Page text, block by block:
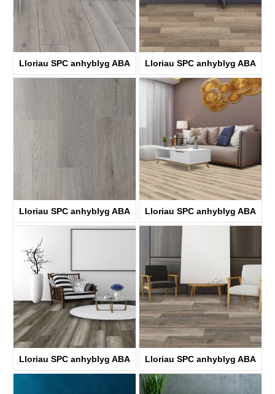
Lloriau SPC anhyblyg ABA
KTV8036
Lloriau SPC anhyblyg ABA
KTV8029
Lloriau SPC anhyblyg ABA
KTV4038
Lloriau SPC anhyblyg ABA
KTV8030
Lloriau SPC anhyblyg ABA Lloriau SPC anhyblyg ABA
KTV8031